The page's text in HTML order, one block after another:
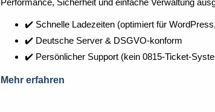
Performance, Sicherheit und einfache Verwaltung
✔️ Schnelle Ladezeiten (optimiert für
✔️ Deutsche Server & DSGVO-konform
✔️ Persönlicher Support (kein 0815-Ticket-
Mehr erfahren